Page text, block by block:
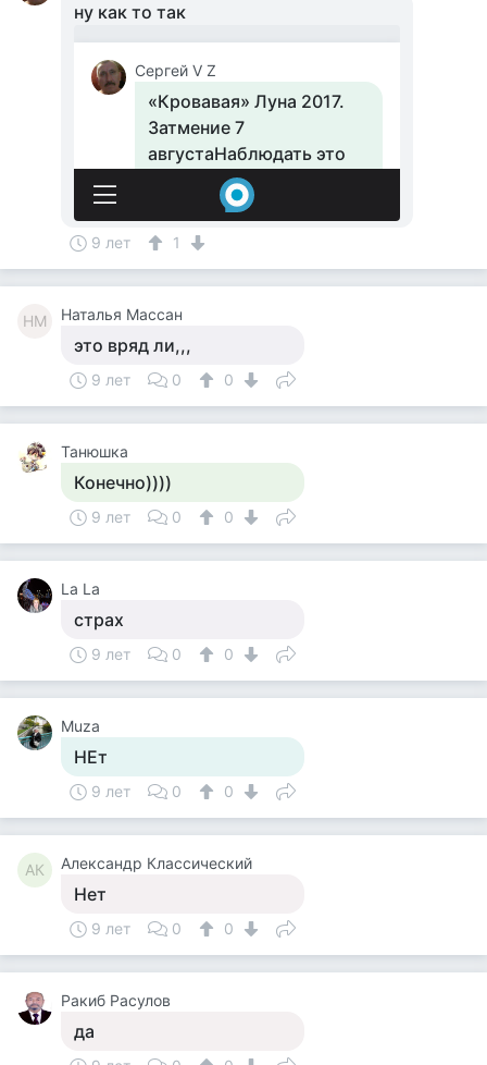
ну как то так
9 лет 1
НМ Наталья Массан
это вряд ли,,,
9 лет 0 0
Танюшка
Конечно))))
9 лет 0 0
La La
страх
9 лет 0 0
Muza
НЕт
9 лет 0 0
АК Александр Классический
Нет
9 лет 0 0
Ракиб Расулов
да